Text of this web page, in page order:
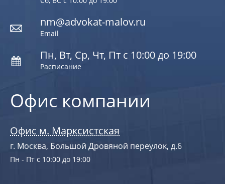
Офис компании
Офис м. Марксистская
г. Москва, Большой Дровяной переулок, д.6
Пн - Пт с 10:00 до 19:00
nm@advokat-malov.ru
Email
Пн, Вт, Ср, Чт, Пт с 10:00 до 19:00
Расписание